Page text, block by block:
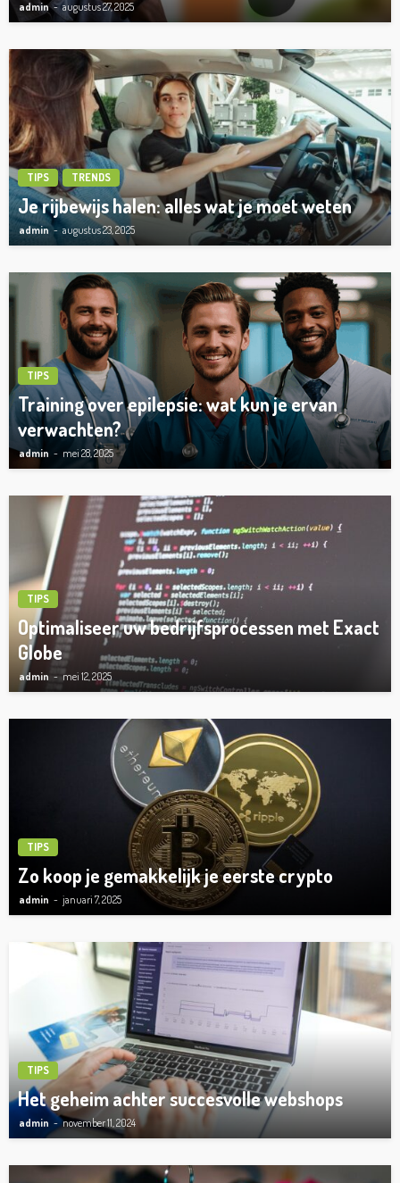
admin augustus 27, 2025
TIPS TRENDS
Je rijbewijs halen: alles wat je moet weten
admin augustus 23, 2025
TIPS
Training over epilepsie: wat kun je ervan
verwachten?
admin mei 28, 2025
TIPS
Optimaliseer uw bedrijfsprocessen met Exact
Globe
admin mei 12, 2025
TIPS
Zo koop je gemakkelijk je eerste crypto
admin januari 7, 2025
TIPS
Het geheim achter succesvolle webshops
admin november 11, 2024